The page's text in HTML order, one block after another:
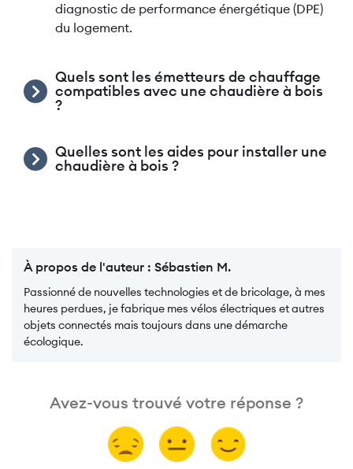
diagnostic de performance énergétique (DPE)
du logement.
Quels sont les émetteurs de chauffage
compatibles avec une chaudière à bois
?
Quelles sont les aides pour installer une
chaudière à bois ?
À propos de l'auteur : Sébastien M.
Passionné de nouvelles technologies et de bricolage, à mes
heures perdues, je fabrique mes vélos électriques et autres
objets connectés mais toujours dans une démarche
écologique.
Avez-vous trouvé votre réponse ?